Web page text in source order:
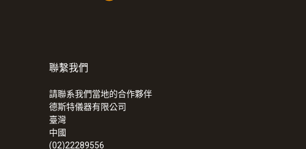
聯繫我們
請聯系我們當地的合作夥伴
德斯特儀器有限公司
臺灣
中國
(02)22289556